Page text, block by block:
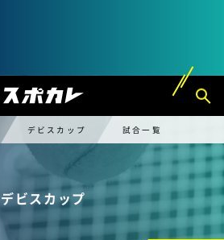
デビスカップ 試合一覧
デビスカップ